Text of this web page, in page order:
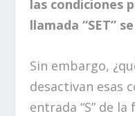
las condiciones
llamada “SET”
Sin embargo,
desactivan esas
entrada “S” de